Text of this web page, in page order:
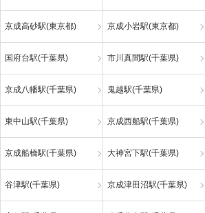
京成高砂駅(東京都) 京成小岩駅(東京都)
国府台駅(千葉県) 市川真間駅(千葉県)
京成八幡駅(千葉県) 鬼越駅(千葉県)
東中山駅(千葉県) 京成西船駅(千葉県)
京成船橋駅(千葉県) 大神宮下駅(千葉県)
谷津駅(千葉県) 京成津田沼駅(千葉県)